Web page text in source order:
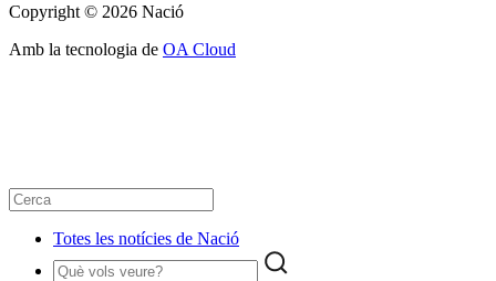
Copyright © 2026 Nació
Amb la tecnologia de OA Cloud
Totes les notícies de Nació